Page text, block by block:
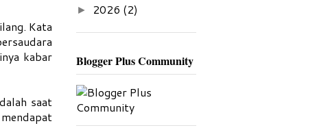
Kata
kabar
saat
► 2026 (2)
Blogger Plus Community